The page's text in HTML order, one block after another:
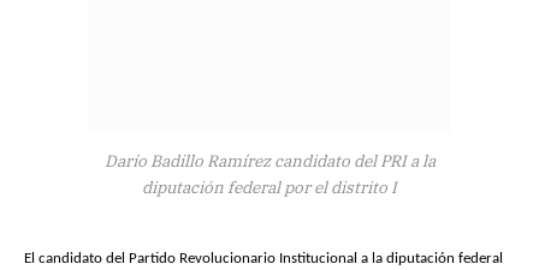
Darío Badillo Ramírez candidato del PRI a la
diputación federal por el distrito I
El candidato del Partido Revolucionario Institucional a la diputación federal